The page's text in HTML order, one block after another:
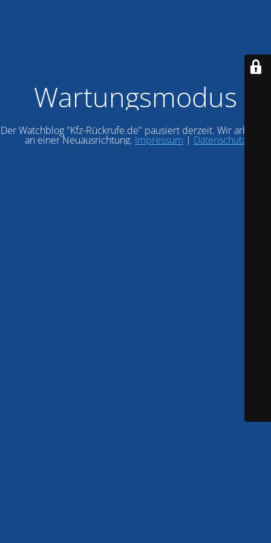
Wartungsmodus
Der Watchblog "Kfz-Rückrufe.de" pausiert derzeit. Wir arbeiten
an einer Neuausrichtung. Impressum | Datenschutz